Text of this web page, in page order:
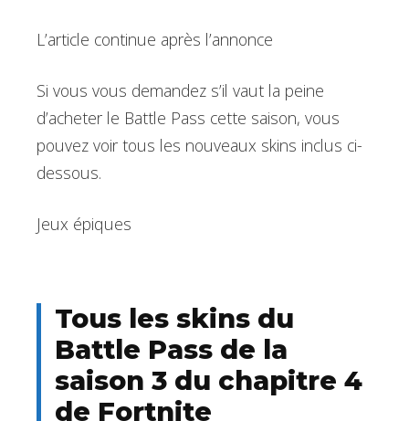
L’article continue après l’annonce
Si vous vous demandez s’il vaut la peine
d’acheter le Battle Pass cette saison, vous
pouvez voir tous les nouveaux skins inclus ci-
dessous.
Jeux épiques
Tous les skins du
Battle Pass de la
saison 3 du chapitre 4
de Fortnite